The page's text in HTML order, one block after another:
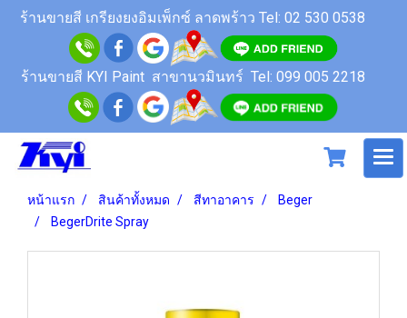
ร้านขายสี เกรียงยงอิมเพ็กซ์ ลาดพร้าว Tel: 02 530 0538
ร้านขายสี KYI Paint สาขานวมินทร์ Tel: 099 005 2218
หน้าแรก สินค้าทั้งหมด สีทาอาคาร
Beger
BegerDrite Spray